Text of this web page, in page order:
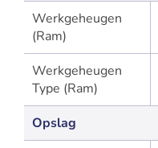
Werkgeheugen
(Ram)
Werkgeheugen
Type (Ram)
Opslag